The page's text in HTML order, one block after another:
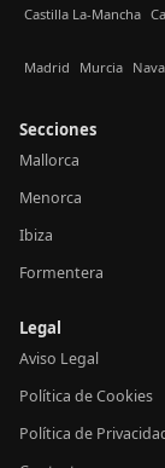
Castilla La-Mancha
Madrid Murcia
Secciones
Mallorca
Menorca
Ibiza
Formentera
Legal
Aviso Legal
Política de Cookies
Política de